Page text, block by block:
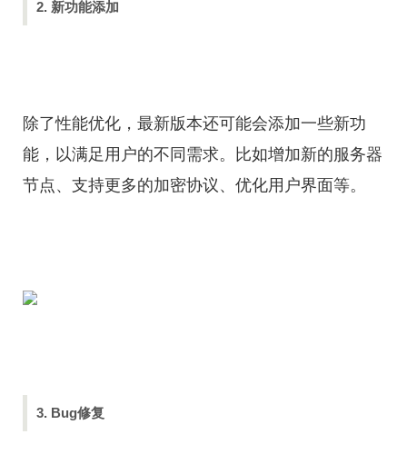
2. 新功能添加
除了性能优化，最新版本还可能会添加一些新功
能，以满足用户的不同需求。比如增加新的服务器
节点、支持更多的加密协议、优化用户界面等。
3. Bug修复